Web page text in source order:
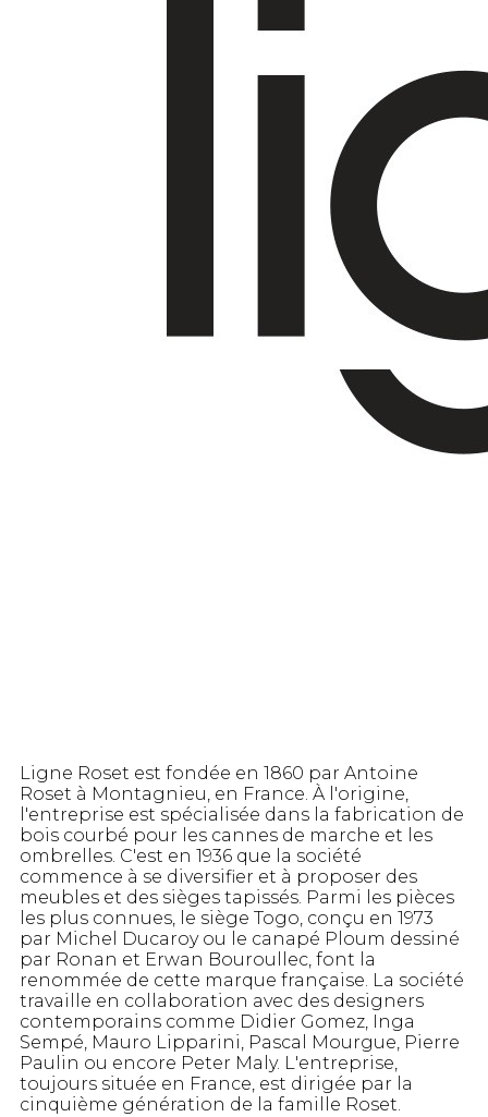
Ligne Roset est fondée en 1860 par Antoine
Roset à Montagnieu, en France. À l'origine,
l'entreprise est spécialisée dans la fabrication de
bois courbé pour les cannes de marche et les
ombrelles. C'est en 1936 que la société
commence à se diversifier et à proposer des
meubles et des sièges tapissés. Parmi les pièces
les plus connues, le siège Togo, conçu en 1973
par Michel Ducaroy ou le canapé Ploum dessiné
par Ronan et Erwan Bouroullec, font la
renommée de cette marque française. La société
travaille en collaboration avec des designers
contemporains comme Didier Gomez, Inga
Sempé, Mauro Lipparini, Pascal Mourgue, Pierre
Paulin ou encore Peter Maly. L'entreprise,
toujours située en France, est dirigée par la
cinquième génération de la famille Roset.